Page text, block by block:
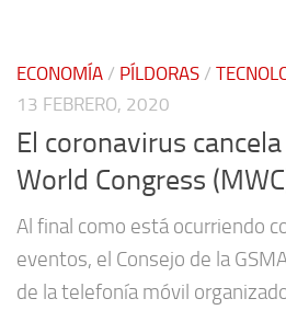
ECONOMÍA / PÍLDORAS /
13 FEBRERO, 2020
El coronavirus
World Congress
Al final como está ocurriendo
eventos, el Consejo de la
de la telefonía móvil